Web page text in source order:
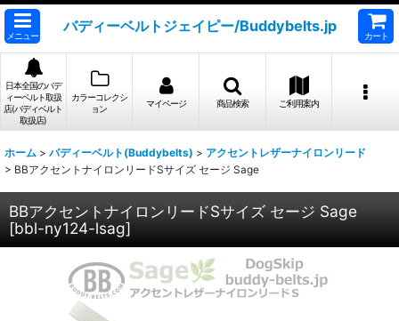
メニュー
バディーベルトジェイピー/Buddybelts.jp
カート
日本全国のバデ
ィーベルト取扱
店(バディベルト
取扱店)
カラーコレクシ
ョン
マイページ 商品検索 ご利用案内
ホーム > バディーベルト(Buddybelts) > アクセントレザーナイロンリード
> BBアクセントナイロンリードSサイズ セージ Sage
BBアクセントナイロンリードSサイズ セージ Sage
[bbl-ny124-lsag]